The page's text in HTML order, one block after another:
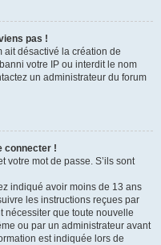
pas !
ait désactivé la création de
votre IP ou interdit le nom
un administrateur du forum
connecter !
votre mot de passe. S’ils sont
indiqué avoir moins de 13 ans
les instructions reçues par
nécessiter que toute nouvelle
ou par un administrateur avant
est indiquée lors de